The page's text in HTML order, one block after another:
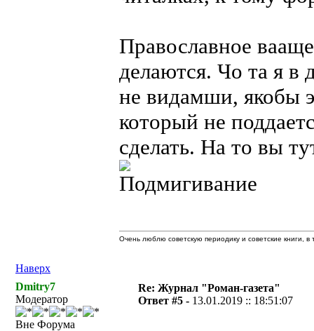
Православное
делаются. Чо та я в
не видамши, якобы
который не
сделать. На то вы
Наверх
Очень люблю советскую периодику и советские книги,
Dmitry7
Модератор
Вне Форума
Re: Журнал "Роман-газета"
Ответ #5 - 13.01.2019 :: 18:51:07